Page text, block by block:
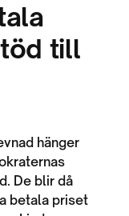
till
hänger
De blir då
betala priset